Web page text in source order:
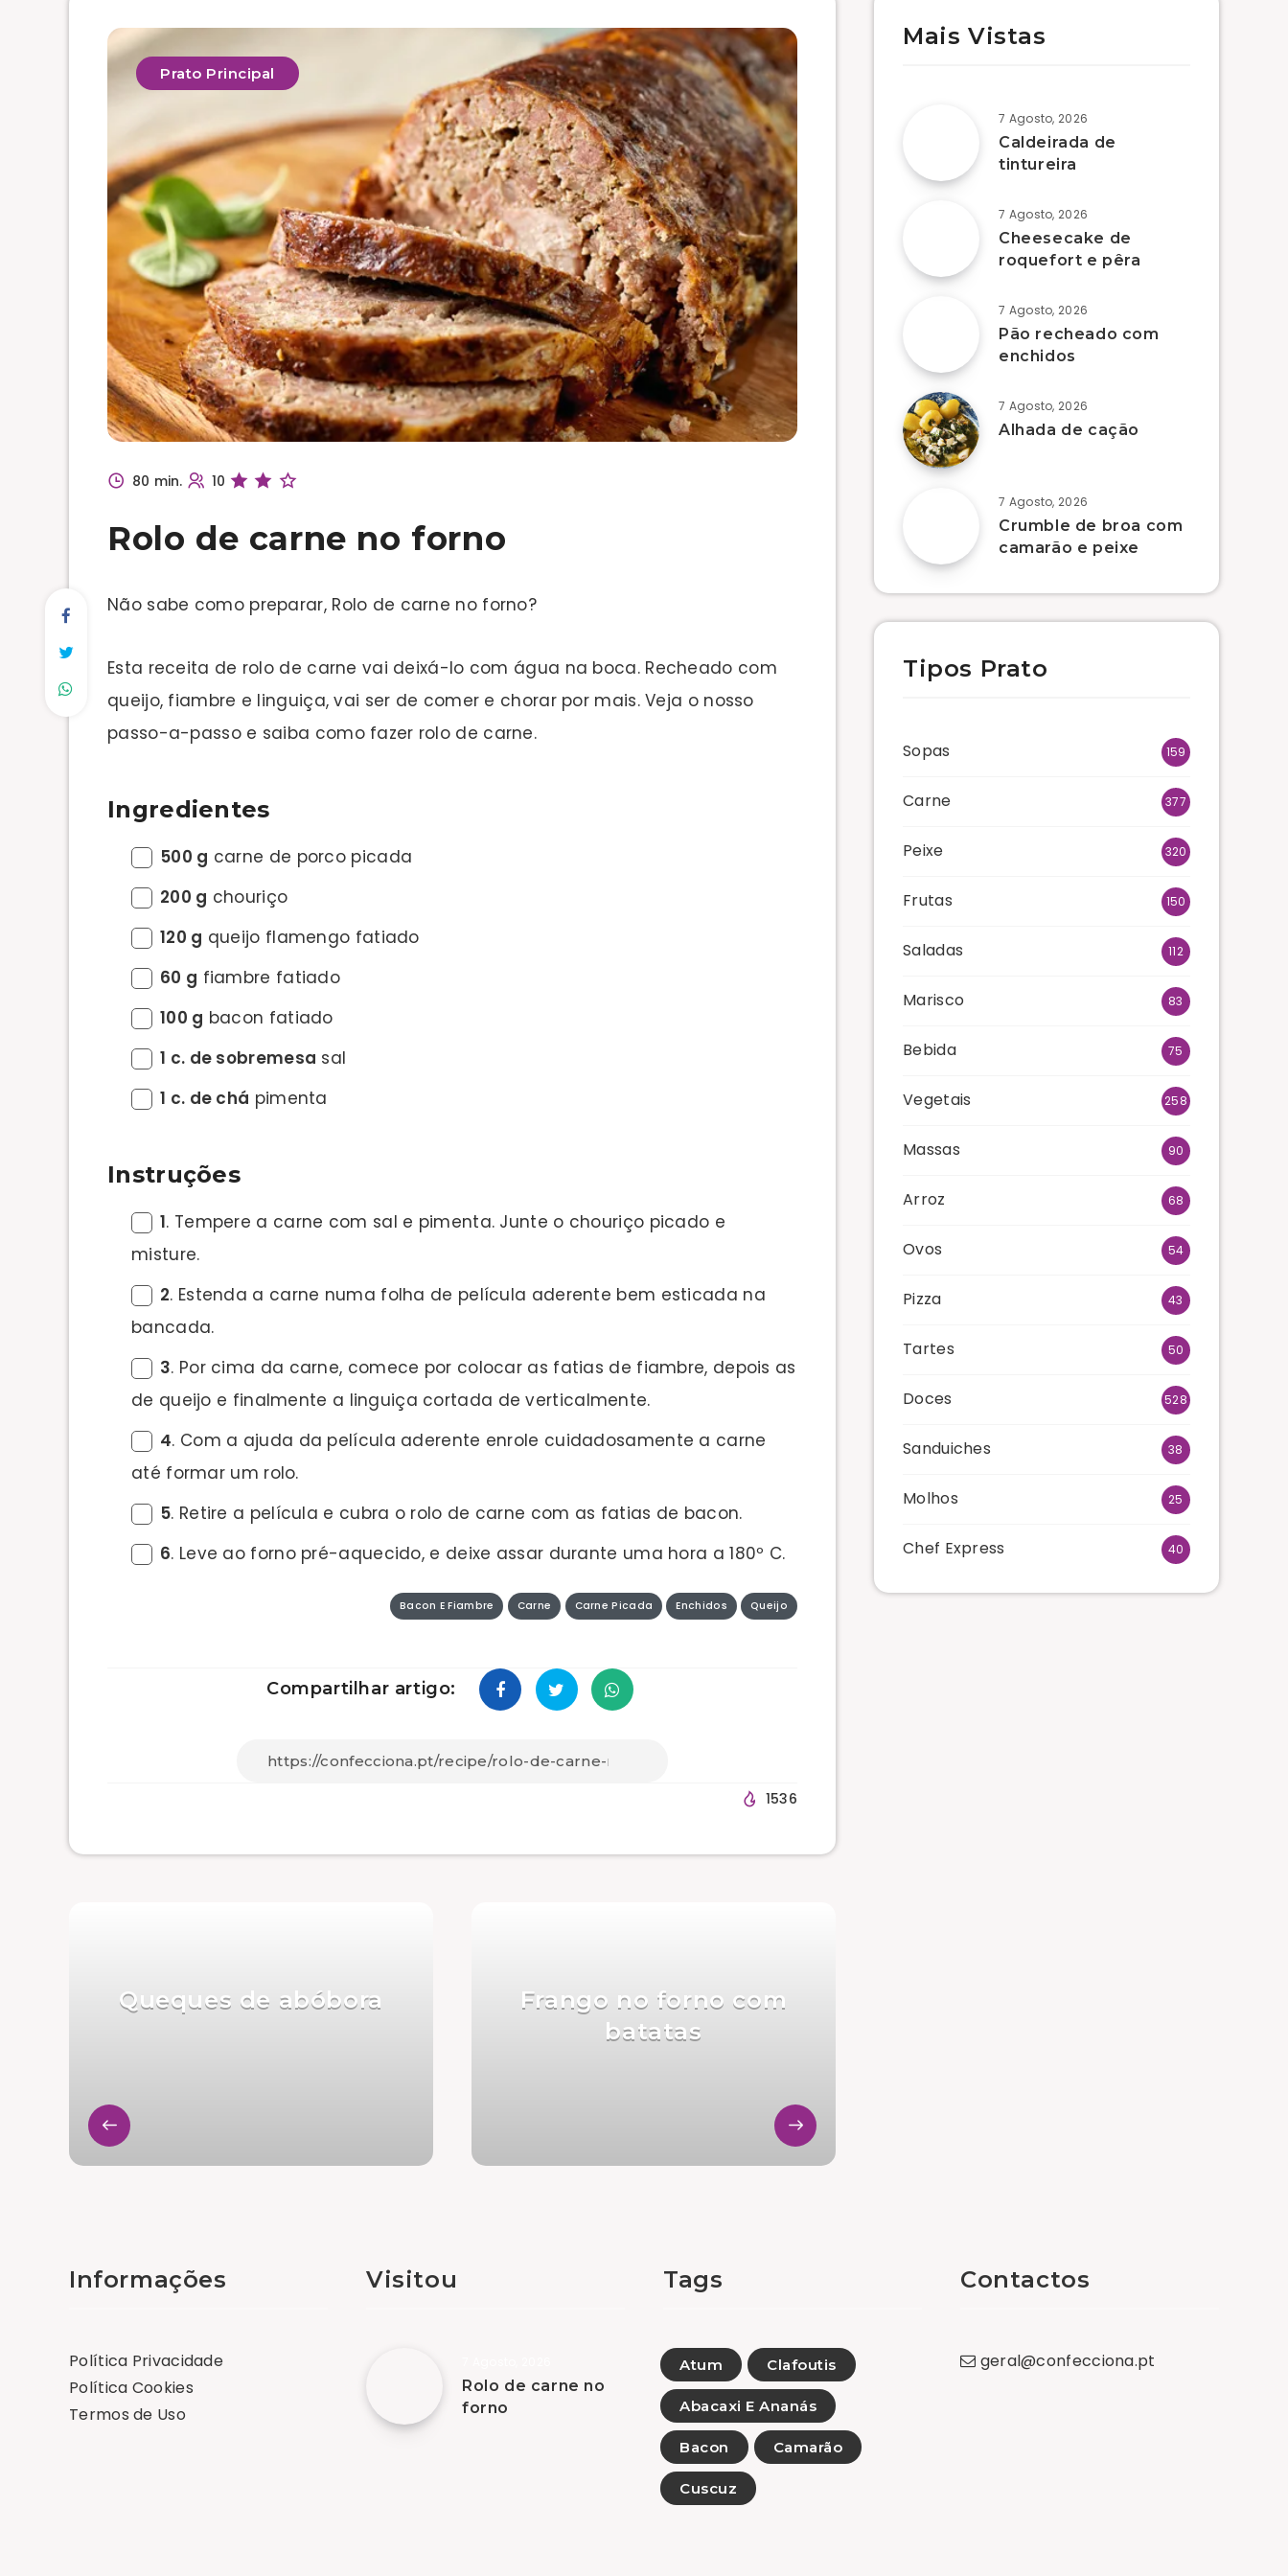
Prato Principal
80 min. 10
Rolo de carne no forno
Não sabe como preparar, Rolo de carne no forno?
Esta receita de rolo de carne vai deixá-lo com água na boca. Recheado com
queijo, fiambre e linguiça, vai ser de comer e chorar por mais. Veja o nosso
passo-a-passo e saiba como fazer rolo de carne.
Ingredientes
500 g carne de porco picada
200 g chouriço
120 g queijo flamengo fatiado
60 g fiambre fatiado
100 g bacon fatiado
1 c. de sobremesa sal
1 c. de chá pimenta
Instruções
1. Tempere a carne com sal e pimenta. Junte o chouriço picado e
misture.
2. Estenda a carne numa folha de película aderente bem esticada na
bancada.
3. Por cima da carne, comece por colocar as fatias de fiambre, depois as
de queijo e finalmente a linguiça cortada de verticalmente.
4. Com a ajuda da película aderente enrole cuidadosamente a carne
até formar um rolo.
5. Retire a película e cubra o rolo de carne com as fatias de bacon.
6. Leve ao forno pré-aquecido, e deixe assar durante uma hora a 180º C.
Bacon E Fiambre Carne Carne Picada Enchidos Queijo
Compartilhar artigo:
1536
Frango no forno com
batatas
Queques de abóbora
Mais Vistas
7 Agosto, 2026
Caldeirada de
tintureira
7 Agosto, 2026
Cheesecake de
roquefort e pêra
7 Agosto, 2026
Pão recheado com
enchidos
7 Agosto, 2026
Alhada de cação
7 Agosto, 2026
Crumble de broa com
camarão e peixe
Tipos Prato
Sopas 159
Carne 377
Peixe 320
Frutas 150
Saladas 112
Marisco 83
Bebida 75
Vegetais 258
Massas 90
Arroz 68
Ovos 54
Pizza 43
Tartes 50
Doces 528
Sanduiches 38
Molhos 25
Chef Express 40
Informações
Política Privacidade
Política Cookies
Termos de Uso
Visitou
Rolo de carne no
forno
Tags
Atum Clafoutis
Abacaxi E Ananás
Bacon Camarão
Cuscuz
Contactos
geral@confecciona.pt